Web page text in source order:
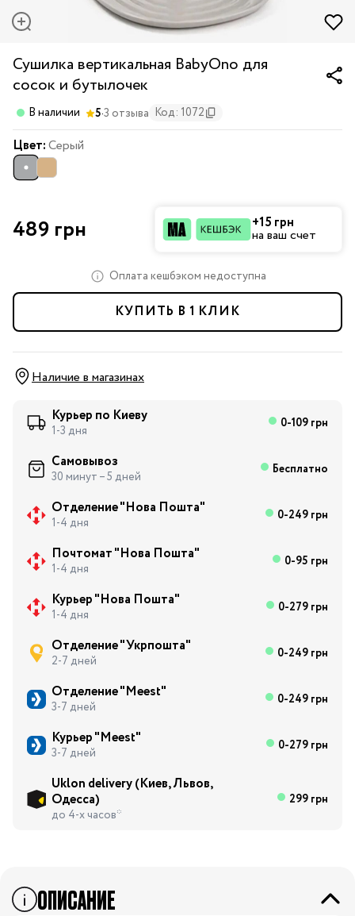
Сушилка вертикальная BabyOno для
сосок и бутылочек
В наличии 5·3 отзыва Код: 1072
Цвет:Серый
489 грн +15 грн
на ваш счет
Оплата кешбэком недоступна
КУПИТЬ В 1 КЛИК
Наличие в магазинах
Курьер по Киеву
1-3 дня 0-109 грн
Самовывоз
30 минут – 5 дней Бесплатно
Отделение "Нова Пошта"
1-4 дня 0-249 грн
Почтомат "Нова Пошта"
1-4 дня 0-95 грн
Курьер "Нова Пошта"
1-4 дня 0-279 грн
Отделение "Укрпошта"
2-7 дней 0-249 грн
Отделение "Meest"
3-7 дней 0-249 грн
Курьер "Meest"
3-7 дней 0-279 грн
Uklon delivery (Киев, Львов,
Одесса)
до 4-х часов*
299 грн
ОПИСАНИЕ